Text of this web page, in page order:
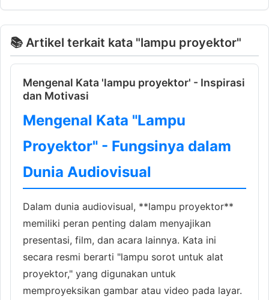
📚 Artikel terkait kata "lampu proyektor"
Mengenal Kata 'lampu proyektor' - Inspirasi
dan Motivasi
Mengenal Kata "Lampu
Proyektor" - Fungsinya dalam
Dunia Audiovisual
Dalam dunia audiovisual, **lampu proyektor**
memiliki peran penting dalam menyajikan
presentasi, film, dan acara lainnya. Kata ini
secara resmi berarti "lampu sorot untuk alat
proyektor," yang digunakan untuk
memproyeksikan gambar atau video pada layar.